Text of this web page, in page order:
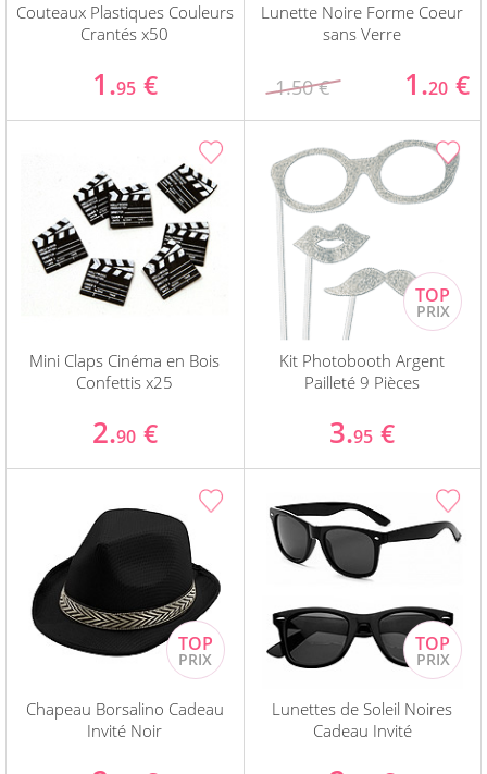
Couteaux Plastiques Couleurs
Crantés x50
1.95 €
Lunette Noire Forme Coeur
sans Verre
1.50 € 1.20 €
Mini Claps Cinéma en Bois
Confettis x25
2.90 €
Kit Photobooth Argent
Pailleté 9 Pièces
3.95 €
Chapeau Borsalino Cadeau
Invité Noir
Lunettes de Soleil Noires
Cadeau Invité